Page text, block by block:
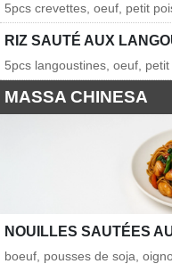
5pcs crevettes, oeuf, petit
RIZ SAUTÉ AUX
5pcs langoustines, oeuf,
MASSA CHINESA
NOUILLES SAUTÉES
boeuf, pousses de soja,